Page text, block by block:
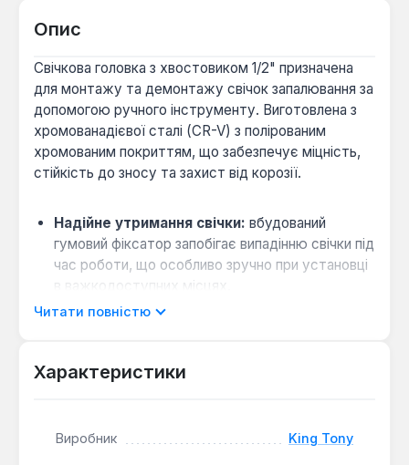
Опис
Свічкова головка з хвостовиком 1/2" призначена
для монтажу та демонтажу свічок запалювання за
допомогою ручного інструменту. Виготовлена з
хромованадієвої сталі (CR-V) з полірованим
хромованим покриттям, що забезпечує міцність,
стійкість до зносу та захист від корозії.
Надійне утримання свічки: вбудований
гумовий фіксатор запобігає випадінню свічки під
час роботи, що особливо зручно при установці
в важкодоступних місцях.
Мінімізація зносу граней:
граней.
з більшістю тріскачок та подовжувачів
Читати повністю
Характеристики
Виробник King Tony